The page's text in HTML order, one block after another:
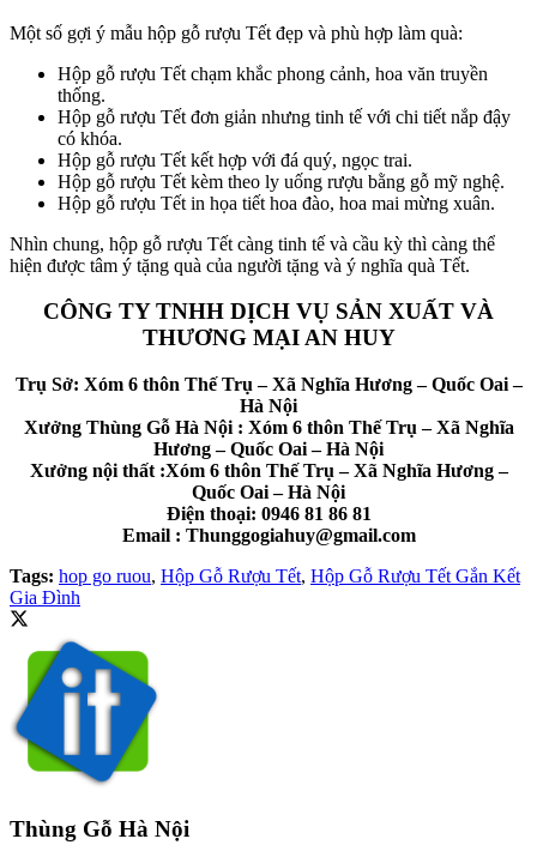
Một số gợi ý mẫu hộp gỗ rượu Tết đẹp và phù hợp làm quà:
Hộp gỗ rượu Tết chạm khắc phong cảnh, hoa văn truyền
thống.
Hộp gỗ rượu Tết đơn giản nhưng tinh tế với chi tiết nắp đậy
có khóa.
Hộp gỗ rượu Tết kết hợp với đá quý, ngọc trai.
Hộp gỗ rượu Tết kèm theo ly uống rượu bằng gỗ mỹ nghệ.
Hộp gỗ rượu Tết in họa tiết hoa đào, hoa mai mừng xuân.
Nhìn chung, hộp gỗ rượu Tết càng tinh tế và cầu kỳ thì càng thể
hiện được tâm ý tặng quà của người tặng và ý nghĩa quà Tết.
CÔNG TY TNHH DỊCH VỤ SẢN XUẤT VÀ
THƯƠNG MẠI AN HUY
Trụ Sở: Xóm 6 thôn Thế Trụ – Xã Nghĩa Hương – Quốc Oai –
Hà Nội
Xưởng Thùng Gỗ Hà Nội : Xóm 6 thôn Thế Trụ – Xã Nghĩa
Hương – Quốc Oai – Hà Nội
Xưởng nội thất :Xóm 6 thôn Thế Trụ – Xã Nghĩa Hương –
Quốc Oai – Hà Nội
Điện thoại: 0946 81 86 81
Email : Thunggogiahuy@gmail.com
Tags: hop go ruou, Hộp Gỗ Rượu Tết, Hộp Gỗ Rượu Tết Gắn Kết
Gia Đình
Thùng Gỗ Hà Nội